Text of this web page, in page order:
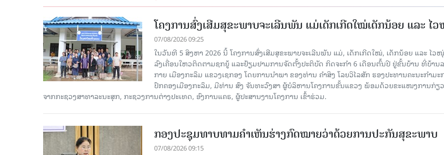
ໂຄງການສົ່ງເສີມສຸຂະພາບຈະເລີນພັນ ແມ່ເດັກເກີດໃໝ່ເດັກນ້ອຍ ແລະ ໄ
07/08/2026 09:25
ໃນວັນທີ 5 ສິງຫາ 2026 ນີ້ ໂຄງການສົ່ງເສີມສຸຂະພາບຈະເລີນພັນ ແມ່, ເດັກເກີດໃໝ່, ເດັກນ້ອຍ ແລະ ໄວ
ລົງເຄື່ອນໃຫວຕິດຕາມຊກຍູ້ ແລະຢ້ຽມຢາມການຈັດຕັ້ງປະຕິບັດ ກິດຈະກຳ 6 ເດືອນຕົ້ນປີ ຢູ່ຂັ້ນບ້ານ ທີ່ບ້ານ
ກາຍ ເມືອງກະລຶມ ແຂວງເຊກອງ ໂດຍການນໍາພາ ຂອງທ່ານ ຄຳສິງ ໂລຍວິໄລສັກ ຮອງປະທານຄະນະກຳມະ
ປົກຄອງເມືອງກະລຶມ, ມີທ່ານ ສົງ ຈັນທະວົງສາ ຜູ້ບໍລິຫານໂຄງການຂັ້ນແຂວງ ພ້ອມດ້ວຍຂະແໜງການກ່ຽ
ຈາກກະຊວງສາທາລະນະສຸກ, ກະຊວງການຕ່າງປະເທດ, ອົງການແຄຣ, ຜູ້ປະສານງານໂຄງການ ເຂົ້າຮ່ວມ.
ກອງປະຊຸມທາບທາມຄໍາເຫັນຮ່າງກົດໝາຍວ່າດ້ວຍການປະກັນສຸຂະພາບ
07/08/2026 09:15